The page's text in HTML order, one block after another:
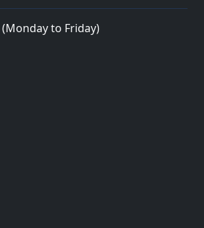
(Monday to Friday)